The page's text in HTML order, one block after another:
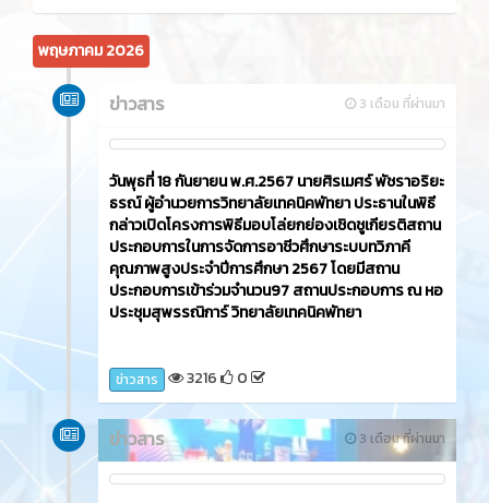
พฤษภาคม 2026
3 เดือน ที่ผ่านมา
ข่าวสาร
วันพุธที่ 18 กันยายน พ.ศ.2567 นายศิรเมศร์ พัชราอริยะ
ธรณ์ ผู้อำนวยการวิทยาลัยเทคนิคพัทยา ประธานในพิธี
กล่าวเปิดโครงการพิธีมอบโล่ยกย่องเชิดชูเกียรติสถาน
ประกอบการในการจัดการอาชีวศึกษาระบบทวิภาคี
คุณภาพสูงประจำปีการศึกษา 2567 โดยมีสถาน
ประกอบการเข้าร่วมจำนวน97 สถานประกอบการ ณ หอ
ประชุมสุพรรณิการ์ วิทยาลัยเทคนิคพัทยา
ข่าวสาร 3216 0
3 เดือน ที่ผ่านมา
ข่าวสาร